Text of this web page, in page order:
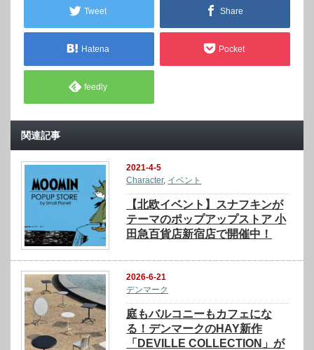
Tweet Share
Hatena Pocket
feedly
関連記事
2021-4-5
Character, イベント
【北欧イベント】スナフキンが
テーマのポップアップストア 小
田急百貨店新宿店で開催中！
2026-6-21
デンマーク
庭もバルコニーもカフェにな
る！デンマークのHAY新作
「DEVILLE COLLECTION」が